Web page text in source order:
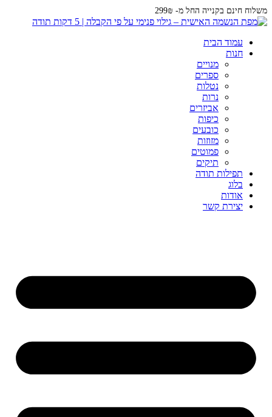
משלוח חינם בקנייה החל מ- 299₪
עמוד הבית
חנות
מנויים
ספרים
נטלות
נרות
אביזרים
כיפות
כובעים
מזוזות
פמוטים
תיקים
תפילות תודה
בלוג
אודות
יצירת קשר